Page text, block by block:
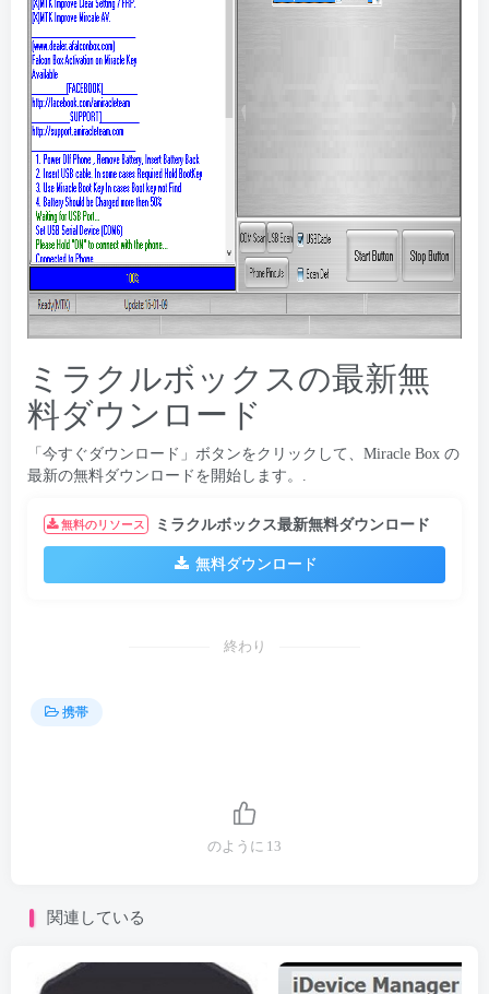
ミラクルボックスの最新無
料ダウンロード
「今すぐダウンロード」ボタンをクリックして、Miracle Box の
最新の無料ダウンロードを開始します。.
無料のリソース ミラクルボックス最新無料ダウンロード
無料ダウンロード
終わり
携帯
のように 13
関連している